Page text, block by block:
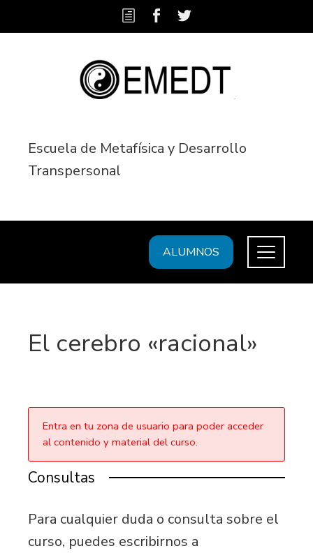
Escuela de Metafísica y Desarrollo
Transpersonal
ALUMNOS
El cerebro «racional»
Entra en tu zona de usuario para poder acceder
al contenido y material del curso.
Consultas
Para cualquier duda o consulta sobre el
curso, puedes escribirnos a